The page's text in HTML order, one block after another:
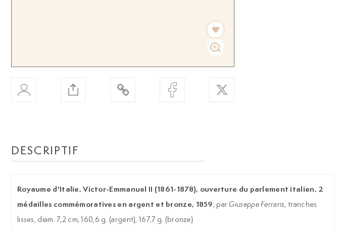
DESCRIPTIF
Royaume d'Italie, Victor-Emmanuel II (1861-1878), ouverture du parlement italien, 2
médailles commémoratives en argent et bronze, 1859, par Giuseppe Ferraris, tranches
lisses, diam. 7,2 cm, 160,6 g. (argent), 167,7 g. (bronze)